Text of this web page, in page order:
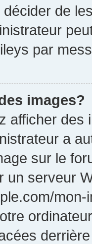
de
par
images?
afficher
a
sur le
un serveur